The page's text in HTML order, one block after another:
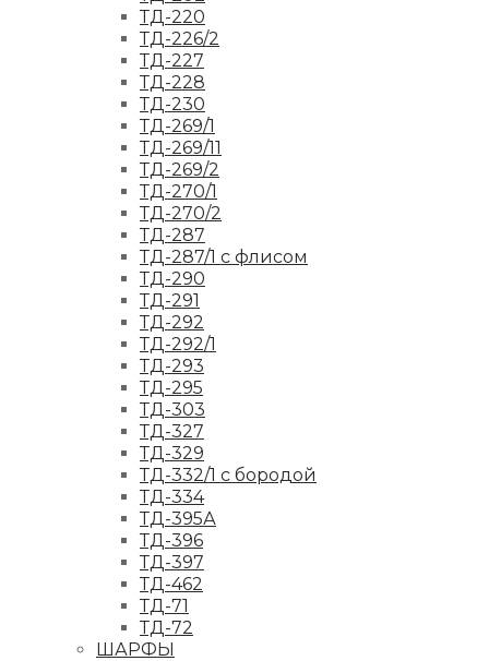
ТД-220
ТД-226/2
ТД-227
ТД-228
ТД-230
ТД-269/1
ТД-269/11
ТД-269/2
ТД-270/1
ТД-270/2
ТД-287
ТД-287/1 с флисом
ТД-290
ТД-291
ТД-292
ТД-292/1
ТД-293
ТД-295
ТД-303
ТД-327
ТД-329
ТД-332/1 с бородой
ТД-334
ТД-395А
ТД-396
ТД-397
ТД-462
ТД-71
ТД-72
ШАРФЫ